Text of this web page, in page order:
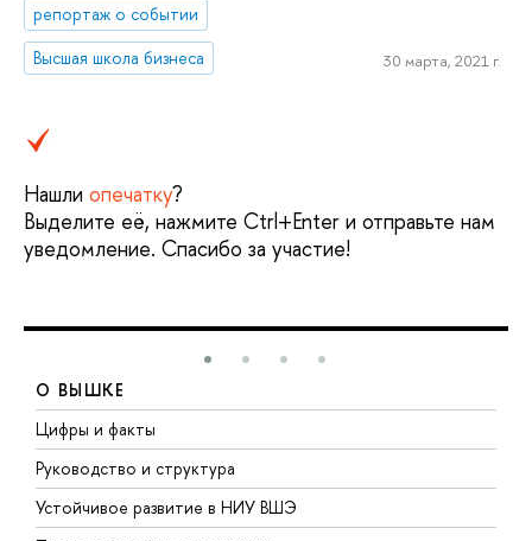
репортаж о событии
Высшая школа бизнеса
30 марта, 2021 г.
Нашли опечатку?
Выделите её, нажмите Ctrl+Enter и отправьте нам
уведомление. Спасибо за участие!
О ВЫШКЕ
Цифры и факты
Руководство и структура
Устойчивое развитие в НИУ ВШЭ